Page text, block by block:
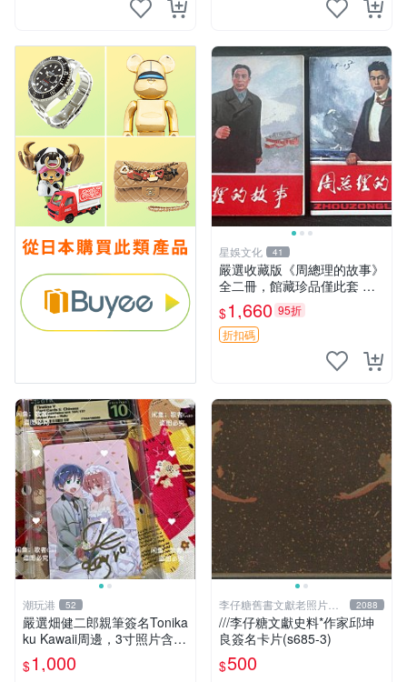
星娛文化 41
嚴選收藏版《周總理的故事》
全二冊，館藏珍品僅此套 周
總理 故事 紀念畫冊
$1,660 95折
折扣碼
潮玩港 52
嚴選畑健二郎親筆簽名Tonika
ku Kawaii周邊，3寸照片含原
裝卡匣。收藏家直供，保真可
靠。 Tonikaku Kawaii 畑健二
$1,000
李仔糖舊書文獻老照片名
人收藏館
2088
///李仔糖文獻史料*作家邱坤
良簽名卡片(s685-3)
$500